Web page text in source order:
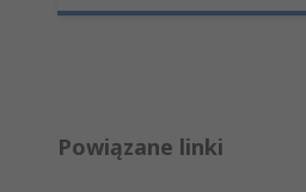
Powiązane linki